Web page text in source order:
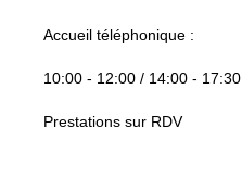
Accueil téléphonique :
10:00 - 12:00 / 14:00 - 17:30
Prestations sur RDV